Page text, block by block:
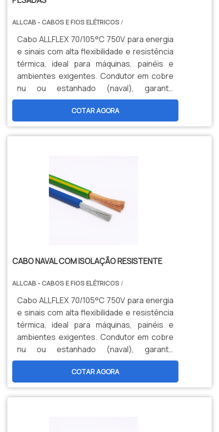
ALLCAB - CABOS E FIOS ELÉTRICOS /
Cabo ALLFLEX 70/105°C 750V para energia
e sinais com alta flexibilidade e resistência
térmica, ideal para máquinas, painéis e
ambientes exigentes. Condutor em cobre
nu ou estanhado (naval), garante
durabilidade, segurança e menor
manutenção. Opções personalizadas,
produção nacional e assistência técnica
especializada para sua indústria.
COTAR AGORA
CABO NAVAL COM ISOLAÇÃO RESISTENTE
ALLCAB - CABOS E FIOS ELÉTRICOS /
Cabo ALLFLEX 70/105°C 750V para energia
e sinais com alta flexibilidade e resistência
térmica, ideal para máquinas, painéis e
ambientes exigentes. Condutor em cobre
nu ou estanhado (naval), garante
durabilidade, segurança e menor
manutenção. Opções personalizadas,
produção nacional e assistência técnica
especializada para sua indústria.
COTAR AGORA